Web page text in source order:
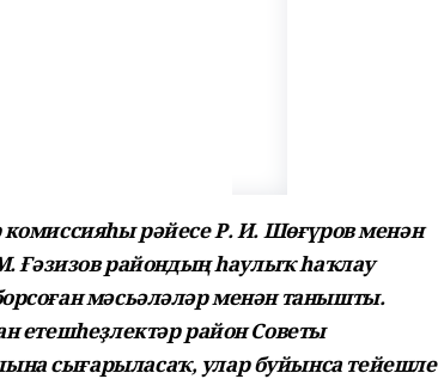
рәйесе Р. И. Шөғүров менән
Ғәзизов райондың һаулыҡ һаҡлау
мәсьәләләр менән танышты.
етешһеҙлектәр район Советы
сығарыласаҡ, улар буйынса тейешле